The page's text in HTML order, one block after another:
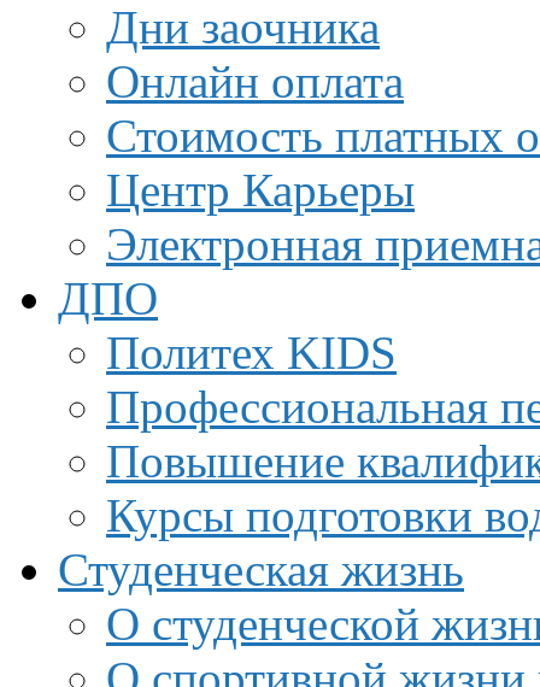
Дни заочника
Онлайн оплата
Стоимость платных
Центр Карьеры
Электронная
ДПО
Политех KIDS
Профессиональная
Повышение
Курсы подготовки
Студенческая жизнь
О студенческой